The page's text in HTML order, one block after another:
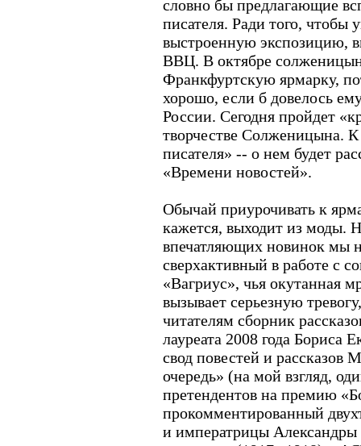
словно бы предлагающие
писателя. Ради того, чтобы
выстроенную экспозицию,
ВВЦ. В октябре
Франкфуртскую ярмарку,
хорошо, если б довелось
России. Сегодня пройдет
творчестве Солженицына.
писателя» -- о нем будет
«Времени новостей».
Обычай приурочивать к
кажется, выходит из моды.
впечатляющих новинок мы
сверхактивный в работе с
«Вагриус», чья окутанная
вызывает серьезную
читателям сборник
лауреата 2008 года Бориса
свод повестей и
очередь» (на мой взгляд,
претендентов на премию
прокомментированный
и императрицы Александры